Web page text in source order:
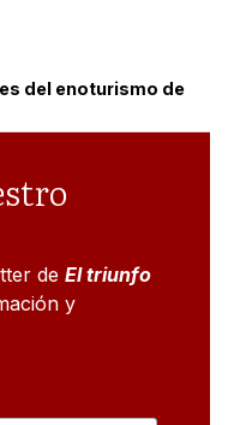
del enoturismo de
de El triunfo
y